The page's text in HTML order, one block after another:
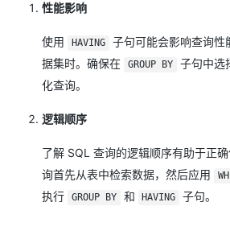
性能影响
使用 HAVING
子句可能会影响查询性
据集时。确保在
GROUP BY
子句中选
化查询。
逻辑顺序
了解 SQL 查询的逻辑顺序有助于正
询首先从表中检索数据，然后应用
执行
GROUP BY 和 HAVING 子句。